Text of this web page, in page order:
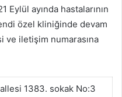
Eylül ayında hastalarının
özel kliniğinde devam
ve iletişim numarasına
1383. sokak No:3